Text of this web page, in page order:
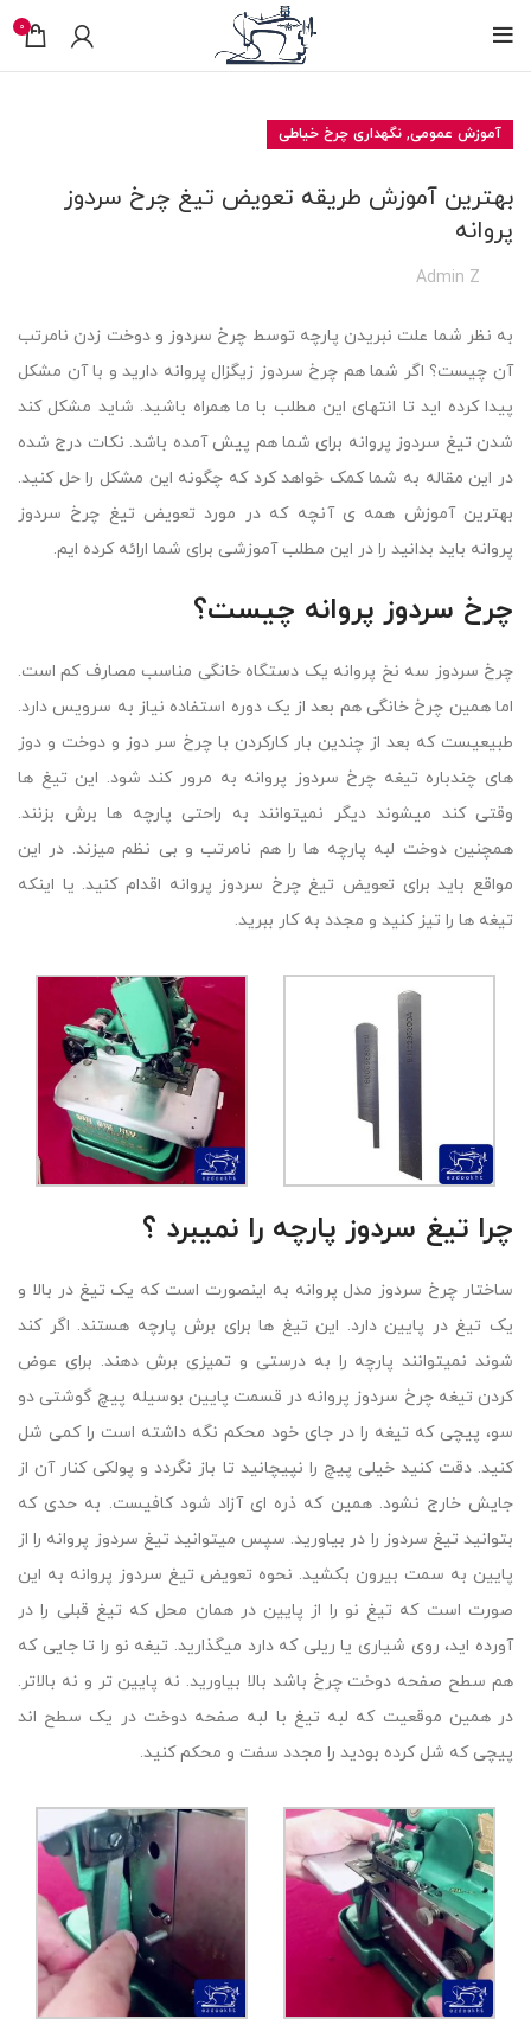
0
آموزش عمومی, نگهداری چرخ خیاطی
بهترین آموزش طریقه تعویض تیغ چرخ سردوز
پروانه
Admin Z
به نظر شما علت نبریدن پارچه توسط چرخ سردوز و دوخت زدن نامرتب
آن چیست؟ اگر شما هم چرخ سردوز زیگزال پروانه دارید و با آن مشکل
پیدا کرده اید تا انتهای این مطلب با ما همراه باشید. شاید مشکل کند
شدن تیغ سردوز پروانه برای شما هم پیش آمده باشد. نکات درج شده
در این مقاله به شما کمک خواهد کرد که چگونه این مشکل را حل کنید.
بهترین آموزش همه ی آنچه که در مورد تعویض تیغ چرخ سردوز
پروانه باید بدانید را در این مطلب آموزشی برای شما ارائه کرده ایم.
چرخ سردوز پروانه چیست؟
چرخ سردوز سه نخ پروانه یک دستگاه خانگی مناسب مصارف کم است.
اما همین چرخ خانگی هم بعد از یک دوره استفاده نیاز به سرویس دارد.
طبیعیست که بعد از چندین بار کارکردن با چرخ سر دوز و دوخت و دوز
های چندباره تیغه چرخ سردوز پروانه به مرور کند شود. این تیغ ها
وقتی کند میشوند دیگر نمیتوانند به راحتی پارچه ها برش بزنند.
همچنین دوخت لبه پارچه ها را هم نامرتب و بی نظم میزند. در این
مواقع باید برای تعویض تیغ چرخ سردوز پروانه اقدام کنید. یا اینکه
تیغه ها را تیز کنید و مجدد به کار ببرید.
چرا تیغ سردوز پارچه را نمیبرد ؟
ساختار چرخ سردوز مدل پروانه به اینصورت است که یک تیغ در بالا و
یک تیغ در پایین دارد. این تیغ ها برای برش پارچه هستند. اگر کند
شوند نمیتوانند پارچه را به درستی و تمیزی برش دهند. برای عوض
کردن تیغه چرخ سردوز پروانه در قسمت پایین بوسیله پیچ گوشتی دو
سو، پیچی که تیغه را در جای خود محکم نگه داشته است را کمی شل
کنید. دقت کنید خیلی پیچ را نپیچانید تا باز نگردد و پولکی کنار آن از
جایش خارج نشود. همین که ذره ای آزاد شود کافیست. به حدی که
بتوانید تیغ سردوز را در بیاورید. سپس میتوانید تیغ سردوز پروانه را از
پایین به سمت بیرون بکشید. نحوه تعویض تیغ سردوز پروانه به این
صورت است که تیغ نو را از پایین در همان محل که تیغ قبلی را در
آورده اید، روی شیاری یا ریلی که دارد میگذارید. تیغه نو را تا جایی که
هم سطح صفحه دوخت چرخ باشد بالا بیاورید. نه پایین تر و نه بالاتر.
در همین موقعیت که لبه تیغ با لبه صفحه دوخت در یک سطح اند
پیچی که شل کرده بودید را مجدد سفت و محکم کنید.